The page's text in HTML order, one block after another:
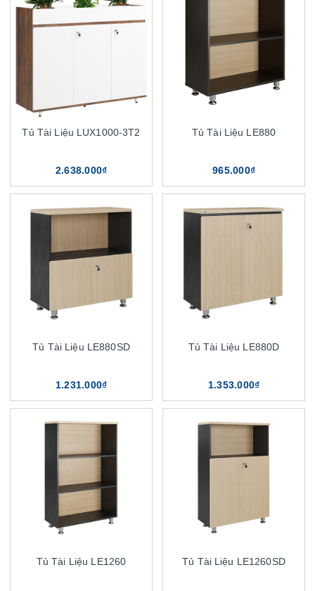
Tủ Tài Liệu LUX1000-3T2
2.638.000₫
Tủ Tài Liệu LE880
965.000₫
Tủ Tài Liệu LE880SD
1.231.000₫
Tủ Tài Liệu LE880D
1.353.000₫
Tủ Tài Liệu LE1260 Tủ Tài Liệu LE1260SD